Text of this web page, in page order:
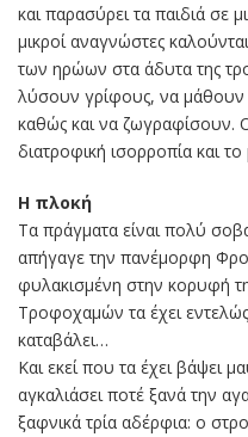
και παρασύρει τα παιδιά σε
μικροί αναγνώστες
των ηρώων στα άδυτα της
λύσουν γρίφους, να μάθουν
καθώς και να ζωγραφίσουν.
διατροφική ισορροπία και
Η πλοκή
Τα πράγματα είναι πολύ
απήγαγε την πανέμορφη
φυλακισμένη στην κορυφή
Τροφοχαμών τα έχει
καταβάλει…
Και εκεί που τα έχει βάψει
αγκαλιάσει ποτέ ξανά την
ξαφνικά τρία αδέρφια: o